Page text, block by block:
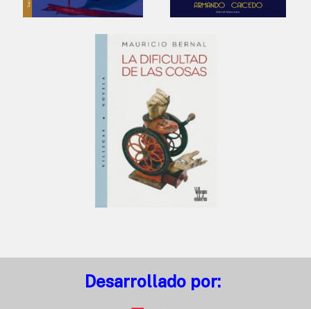
Desarrollado por: